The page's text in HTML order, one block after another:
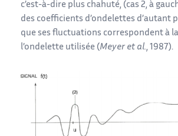
c’est-à-dire plus chahuté, (cas 2, à
des coefficients d’ondelettes d’autant
que ses fluctuations correspondent à
l’ondelette utilisée (Meyer et al., 1987).